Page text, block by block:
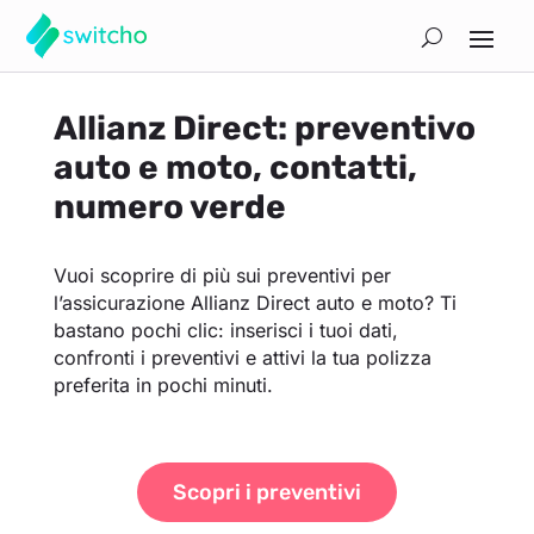
Allianz Direct: preventivo
auto e moto, contatti,
numero verde
Vuoi scoprire di più sui preventivi per
l’assicurazione Allianz Direct auto e moto? Ti
bastano pochi clic: inserisci i tuoi dati,
confronti i preventivi e attivi la tua polizza
preferita in pochi minuti.
Scopri i preventivi